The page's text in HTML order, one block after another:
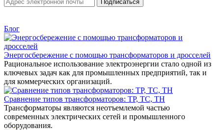
Блог
Энергосбережение с помощью трансформаторов и дросселей
Рациональное использование электроэнергии стало одной из
ключевых задач как для промышленных предприятий, так и
для коммерческих организаций.
Сравнение типов трансформаторов: ТР, ТС, ТН
Трансформаторы являются неотъемлемой частью
современных электрических сетей и промышленного
оборудования.